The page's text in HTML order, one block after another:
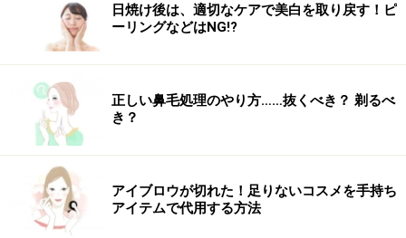
おすすめのティントリップ4：アミューズ
アミューズ デューティント：05 Hipjiro（税込2400円）
※Qoo10にて購入した価格になっています
韓国ブランド・AMUSEのツヤティント。35%の高い水分
含有量で、唇の上に薄く軽くフィットしてくれます。肌
に染み込まない鮮明に輝くコーティングフィニッシュ
で、重ねるほどツヤッとした光沢が増し唇の存在感をア
日焼け後は、適切なケアで美白を取り戻す！ピ
ーリングなどはNG!?
正しい鼻毛処理のやり方……抜くべき？ 剃るべ
き？
アイブロウが切れた！足りないコスメを手持ち
アイテムで代用する方法